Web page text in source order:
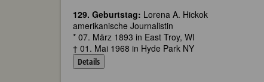
129. Geburtstag: Lorena A. Hickok
amerikanische Journalistin
* 07. März 1893 in East Troy, WI
† 01. Mai 1968 in Hyde Park NY
Details